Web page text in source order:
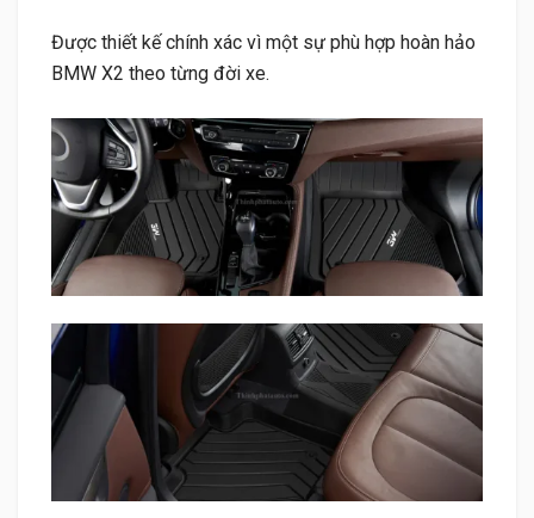
Được thiết kế chính xác vì một sự phù hợp hoàn hảo
BMW X2 theo từng đời xe.